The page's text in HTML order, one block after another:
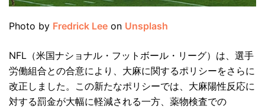
Photo by Fredrick Lee on Unsplash
NFL（米国ナショナル・フットボール・リーグ）は、選手
労働組合との合意により、大麻に関するポリシーをさらに
改正しました。この新たなポリシーでは、大麻陽性反応に
対する罰金が大幅に軽減される一方、薬物検査での